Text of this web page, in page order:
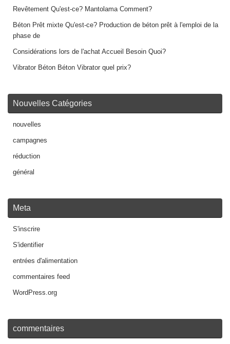
Revêtement Qu'est-ce? Mantolama Comment?
Béton Prêt mixte Qu'est-ce? Production de béton prêt à l'emploi de la
phase de
Considérations lors de l'achat Accueil Besoin Quoi?
Vibrator Béton Béton Vibrator quel prix?
Nouvelles Catégories
nouvelles
campagnes
réduction
général
Meta
S'inscrire
S'identifier
entrées d'alimentation
commentaires feed
WordPress.org
commentaires